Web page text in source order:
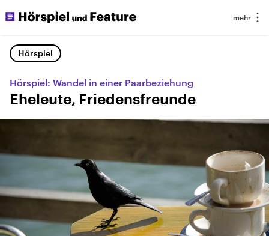
Hörspiel
Hörspiel: Wandel in einer Paarbeziehung
Eheleute, Friedensfreunde